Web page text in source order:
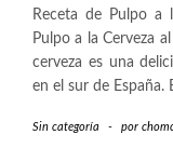
Receta de Pulpo a
Pulpo a la Cerveza
cerveza es una
en el sur de España.
Sin categoría - por